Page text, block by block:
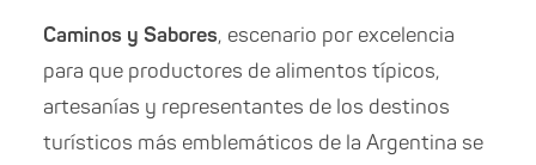
Caminos y Sabores, escenario por excelencia
para que productores de alimentos típicos,
artesanías y representantes de los destinos
turísticos más emblemáticos de la Argentina se